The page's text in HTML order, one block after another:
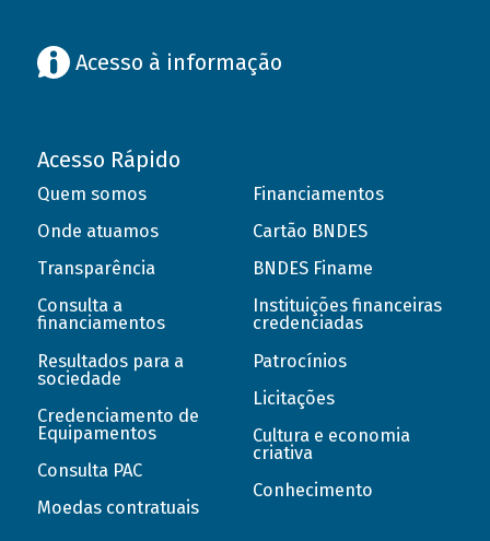
Acesso à informação
Acesso Rápido
Quem somos
Onde atuamos
Transparência
Consulta a
financiamentos
Resultados para a
sociedade
Credenciamento de
Equipamentos
Consulta PAC
Moedas contratuais
Financiamentos
Cartão BNDES
BNDES Finame
Instituições financeiras
credenciadas
Patrocínios
Licitações
Cultura e economia
criativa
Conhecimento